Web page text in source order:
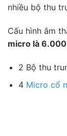
nhiều bộ thu
Cấu hình âm
micro là
2 Bộ thu
4 Micro cổ